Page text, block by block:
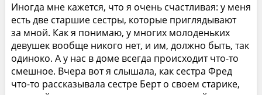
Иногда мне кажется, что я очень счастливая: у меня
есть две старшие сестры, которые приглядывают
за мной. Как я понимаю, у многих молоденьких
девушек вообще никого нет, и им, должно быть, так
одиноко. А у нас в доме всегда происходит что-то
смешное. Вчера вот я слышала, как сестра Фред
что-то рассказывала сестре Берт о своем старике,